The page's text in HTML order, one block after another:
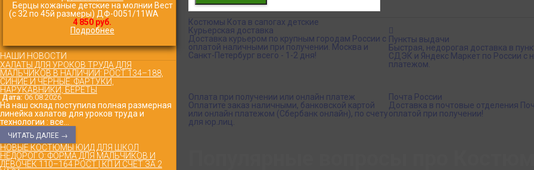
Берцы кожаные детские на молнии Вест
(с 32 по 45й размеры) ДФ-0051/11WA
4 850 руб.
Подробнее
НАШИ НОВОСТИ
ХАЛАТЫ ДЛЯ УРОКОВ ТРУДА ДЛЯ
МАЛЬЧИКОВ В НАЛИЧИИ: РОСТ 134–188,
СИНИЕ И ЧЁРНЫЕ. ФАРТУКИ,
НАРУКАВНИКИ, БЕРЕТЫ
Дата: 06.08.2026
На наш склад поступила полная размерная
линейка халатов для уроков труда и
технологии : все...
ЧИТАТЬ ДАЛЕЕ →
НОВЫЕ КОСТЮМЫ ЮИД ДЛЯ ШКОЛ
НЕДОРОГО: ФОРМА ДЛЯ МАЛЬЧИКОВ И
ДЕВОЧЕК 110–164 РОСТ | КП И СЧЁТ ЗА 2
Костюмы Кота в сапогах детские
Курьерская доставка
Доставка курьером по крупным городам России с
оплатой наличными при получении. Москва и
Санкт-Петербург всего - 1-2 дня!
Пункты выдачи
Быстрая, недорогая доставка в
СДЭК и Яндекс Маркет по России с
платежом.
Оплата при получении или онлайн платеж
Оплатите заказ наличными, банковской картой
или онлайн платежом (Сбербанк онлайн), по счету
для юр.лиц.
Почта России
Доставка в почтовые отделения
оплатой при получении!